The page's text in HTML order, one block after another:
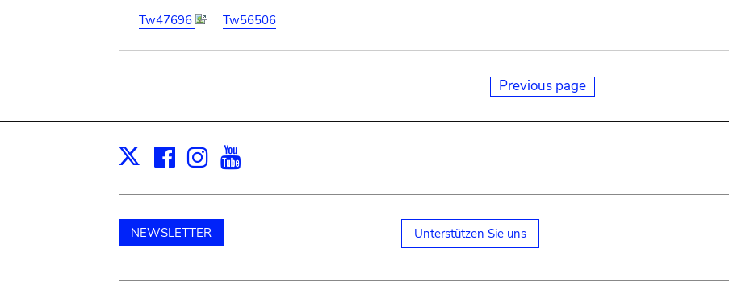
Tw47696
Tw56506
Previous page
X Facebook
Instagram
NEWSLETTER Unterstützen Sie uns